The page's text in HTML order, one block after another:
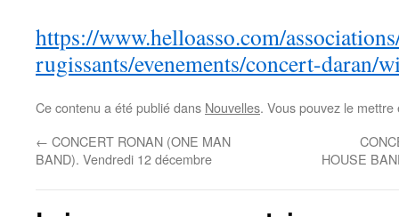
https://www.helloasso.com/
rugissants/evenements/concert-daran/
Ce contenu a été publié dans Nouvelles. Vous pouvez le
← CONCERT RONAN (ONE MAN
BAND). Vendredi 12 décembre
HOUSE